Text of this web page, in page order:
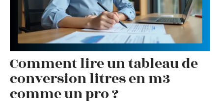
Comment lire un tableau de
conversion litres en m3
comme un pro ?